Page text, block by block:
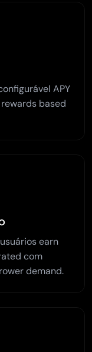
APY
based
earn
com
demand.